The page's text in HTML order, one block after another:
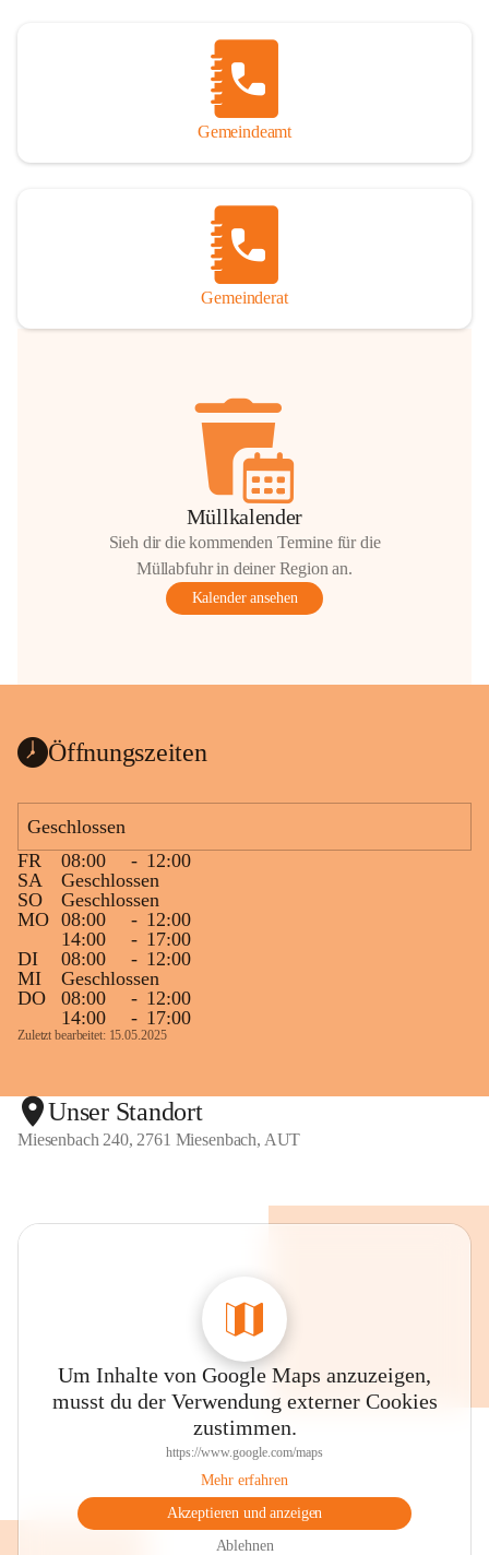
Gemeindeamt
Gemeinderat
Müllkalender
Sieh dir die kommenden Termine für die
Müllabfuhr in deiner Region an.
Kalender ansehen
Öffnungszeiten
Geschlossen
FR
08:00 - 12:00
SA
Geschlossen
SO
Geschlossen
MO 08:00 - 12:00
14:00
- 17:00
DI
08:00 - 12:00
MI
Geschlossen
DO
08:00 - 12:00
14:00
- 17:00
Zuletzt bearbeitet: 15.05.2025
Unser Standort
Miesenbach 240, 2761 Miesenbach, AUT
Um Inhalte von Google Maps anzuzeigen,
musst du der Verwendung externer Cookies
zustimmen.
https://www.google.com/maps
Mehr erfahren
Akzeptieren und anzeigen
Ablehnen